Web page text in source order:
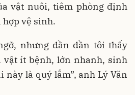
vật nuôi, tiêm phòng định
vệ sinh.
nhưng dần dần tôi thấy
ít bệnh, lớn nhanh, sinh
này là quý lắm”, anh Lý Văn